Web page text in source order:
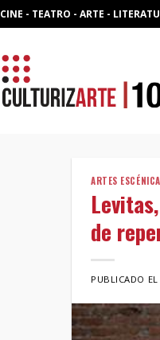
CINE - TEATRO - ARTE -
ARTES
de
PUBLICADO EL